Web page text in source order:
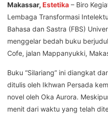
Makassar, Estetika – Biro
Lembaga Transformasi
Bahasa dan Sastra (FBS)
menggelar bedah buku
Cofe, jalan Mappanyukki,
Buku “Silariang” ini diangkat
ditulis oleh Ikhwan Persada
novel oleh Oka Aurora.
menit dari waktu yang telah